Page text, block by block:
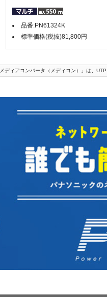
品番:PN61324K
標準価格(税抜)81,800円
ディアコンバータ（メディコン）」は、